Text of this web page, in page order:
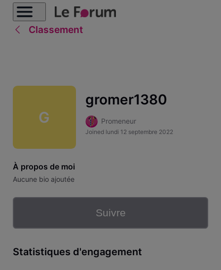
Classement
G
gromer1380
Promeneur
Joined lundi 12 septembre 2022
À propos de moi
Aucune bio ajoutée
Suivre
Statistiques d'engagement